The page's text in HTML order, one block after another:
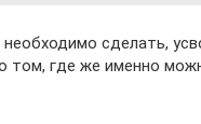
сделать,
том, где же именно